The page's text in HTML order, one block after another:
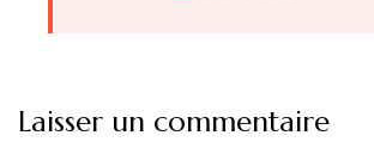
Laisser un commentaire